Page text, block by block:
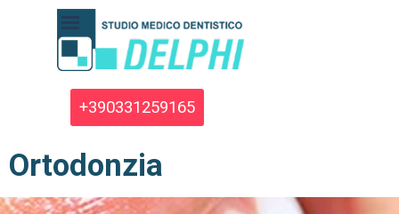
Vai ai contenuti
Salta menù
+390331259165
Ortodonzia